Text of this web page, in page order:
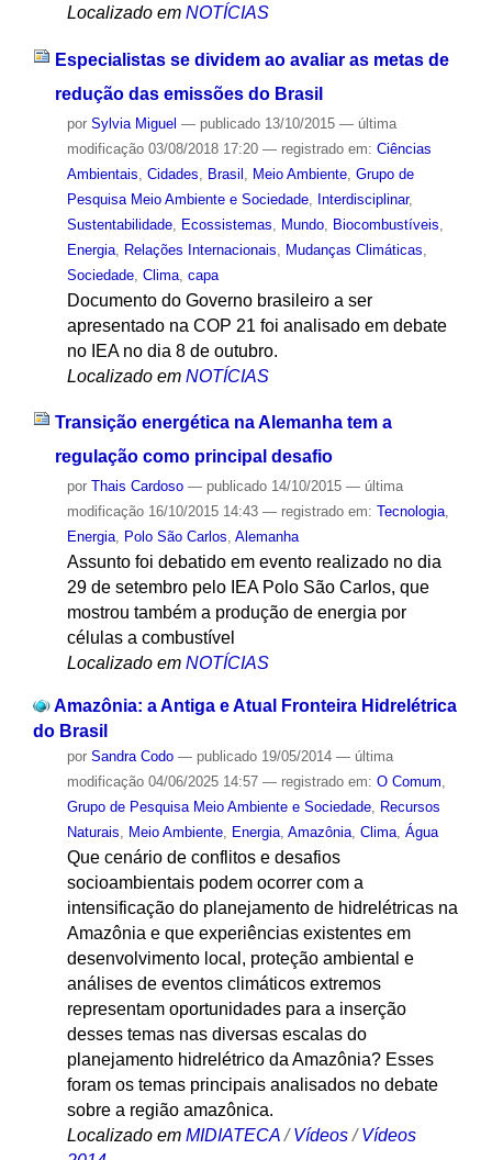
Localizado em NOTÍCIAS
Especialistas se dividem ao avaliar as metas de
redução das emissões do Brasil
por Sylvia Miguel — publicado13/10/2015 — última
modificação03/08/2018 17:20 — registrado em: Ciências
Ambientais Cidades Brasil Meio Ambiente, Grupo de
Pesquisa Meio Ambiente e Sociedade, Interdisciplinar,
Sustentabilidade, Ecossistemas Mundo, Biocombustíveis
Energia, Relações Internacionais Mudanças Climáticas
Sociedade, Clima, capa
Documento do Governo brasileiro a ser
apresentado na COP 21 foi analisado em debate
no IEA no dia 8 de outubro.
Localizado em NOTÍCIAS
Transição energética na Alemanha tem a
regulação como principal desafio
por Thais Cardoso — publicado14/10/2015 — última
modificação16/10/2015 14:43 — registrado em: Tecnologia,
Energia, Polo São Carlos, Alemanha
Assunto foi debatido em evento realizado no dia
29 de setembro pelo IEA Polo São Carlos, que
mostrou também a produção de energia por
células a combustível
Localizado em NOTÍCIAS
Amazônia: a Antiga e Atual Fronteira Hidrelétrica
do Brasil
por Sandra Codo — publicado19/05/2014 — última
modificação04/06/2025 14:57 — registrado em: O Comum,
Grupo de Pesquisa Meio Ambiente e Sociedade, Recursos
Naturais, Meio Ambiente, Energia, Amazônia, Clima, Água
Que cenário de conflitos e desafios
socioambientais podem ocorrer com a
intensificação do planejamento de hidrelétricas na
Amazônia e que experiências existentes em
desenvolvimento local, proteção ambiental e
análises de eventos climáticos extremos
representam oportunidades para a inserção
desses temas nas diversas escalas do
planejamento hidrelétrico da Amazônia? Esses
foram os temas principais analisados no debate
sobre a região amazônica.
Localizado em MIDIATECA /Vídeos /Vídeos